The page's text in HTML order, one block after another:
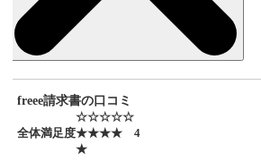
freee請求書の口コミ
全体満足度
☆☆☆☆☆
★★★★
4